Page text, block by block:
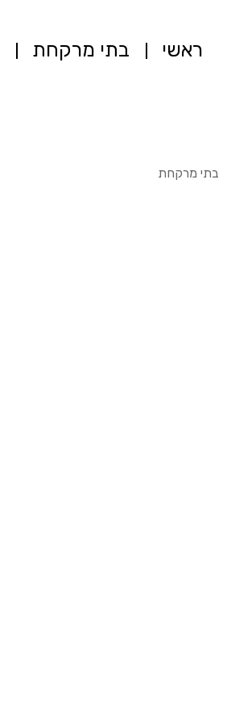
ראשי בתי מרקחת
בתי מרקחת